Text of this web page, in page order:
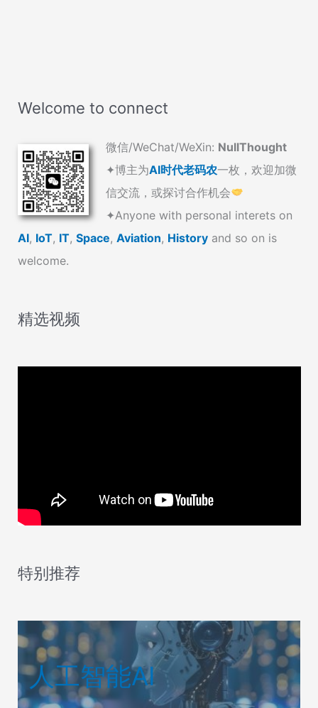
里
罗
戈
津
的
Twitter
账
号
码，
在
Welcome to connect
微信/WeChat/WeXin: NullThought
✦博主为AI时代老码农一枚，欢迎加微
信交流，或探讨合作机会
✦Anyone with personal interets on
AI, IoT, IT, Space, Aviation, History and so on is
welcome.
精选视频
特别推荐
人工智能AI